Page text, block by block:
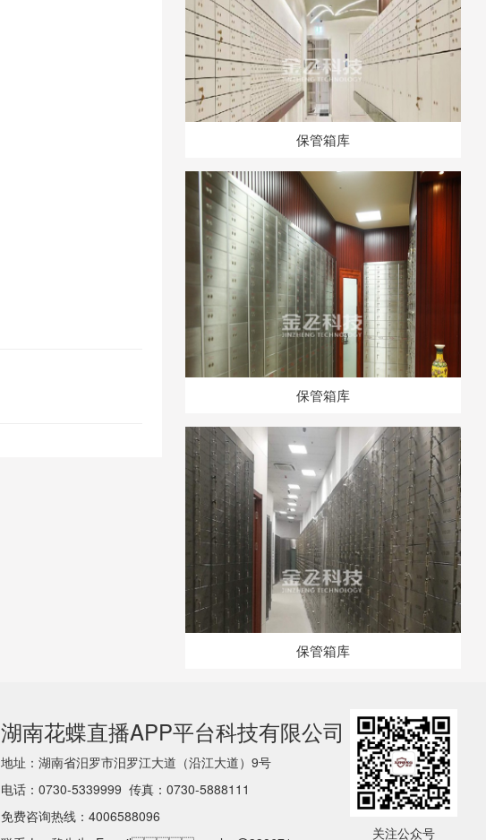
保管箱库
保管箱库
保管箱库
湖南花蝶直播APP平台科技有限公司
地址：湖南省汨罗市汨罗江大道（沿江大道）9号
电话：0730-5339999 传真：0730-5888111
免费咨询热线：4006588096
关注公众号